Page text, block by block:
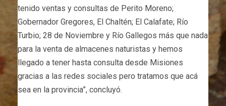
tenido ventas y consultas de Perito Moreno;
Gobernador Gregores, El Chaltén; El Calafate; Río
Turbio; 28 de Noviembre y Río Gallegos más que nada
para la venta de almacenes naturistas y hemos
llegado a tener hasta consulta desde Misiones
gracias a las redes sociales pero tratamos que acá
sea en la provincia”, concluyó.